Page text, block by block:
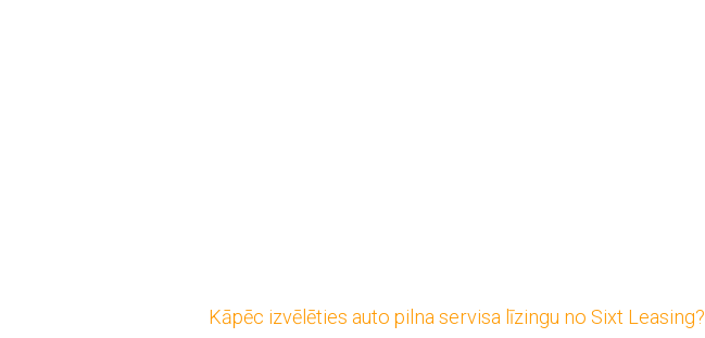
Kāpēc izvēlēties auto pilna servisa līzingu no Sixt Leasing?